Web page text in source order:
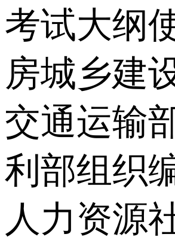
考试大纲
房城乡建
交通运输
利部组织
人力资源